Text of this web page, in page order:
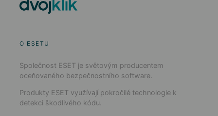
O ESETU
Společnost ESET je světovým producentem
oceňovaného bezpečnostního software.
Produkty ESET využívají pokročilé technologie k
detekci škodlivého kódu.